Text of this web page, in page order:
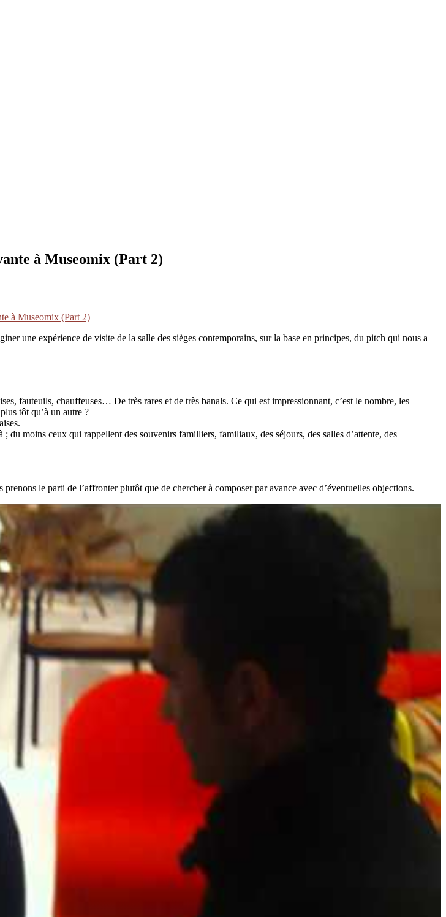
à Museomix (Part 2)
à Museomix (Part 2)
une expérience de visite de la salle des sièges contemporains, sur la base en principes, du pitch qui nous a
fauteuils, chauffeuses… De très rares et de très banals. Ce qui est impressionnant, c’est le nombre, les
tôt qu’à un autre ?
moins ceux qui rappellent des souvenirs familliers, familiaux, des séjours, des salles d’attente, des
le parti de l’affronter plutôt que de chercher à composer par avance avec d’éventuelles objections.